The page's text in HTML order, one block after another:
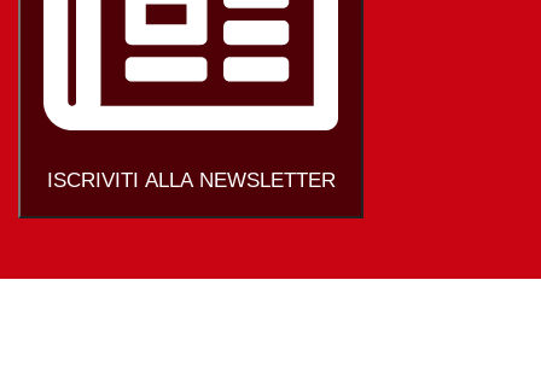
ISCRIVITI ALLA NEWSLETTER